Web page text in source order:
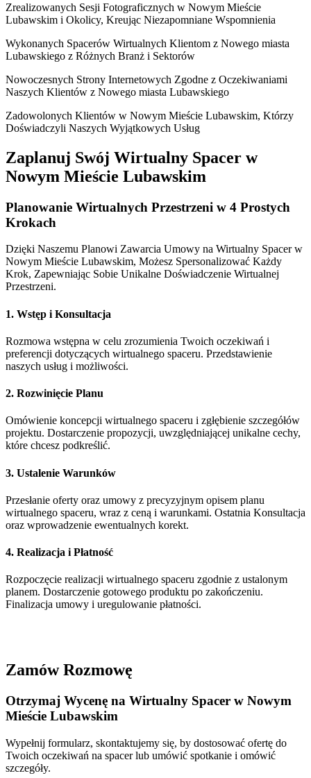
Zrealizowanych Sesji Fotograficznych w Nowym Mieście
Lubawskim i Okolicy, Kreując Niezapomniane Wspomnienia
Wykonanych Spacerów Wirtualnych Klientom z Nowego miasta
Lubawskiego z Różnych Branż i Sektorów
Nowoczesnych Strony Internetowych Zgodne z Oczekiwaniami
Naszych Klientów z Nowego miasta Lubawskiego
Zadowolonych Klientów w Nowym Mieście Lubawskim, Którzy
Doświadczyli Naszych Wyjątkowych Usług
Zaplanuj Swój Wirtualny Spacer w
Nowym Mieście Lubawskim
Planowanie Wirtualnych Przestrzeni w 4 Prostych
Krokach
Dzięki Naszemu Planowi Zawarcia Umowy na Wirtualny Spacer w
Nowym Mieście Lubawskim, Możesz Spersonalizować Każdy
Krok, Zapewniając Sobie Unikalne Doświadczenie Wirtualnej
Przestrzeni.
1. Wstęp i Konsultacja
Rozmowa wstępna w celu zrozumienia Twoich oczekiwań i
preferencji dotyczących wirtualnego spaceru. Przedstawienie
naszych usług i możliwości.
2. Rozwinięcie Planu
Omówienie koncepcji wirtualnego spaceru i zgłębienie szczegółów
projektu. Dostarczenie propozycji, uwzględniającej unikalne cechy,
które chcesz podkreślić.
3. Ustalenie Warunków
Przesłanie oferty oraz umowy z precyzyjnym opisem planu
wirtualnego spaceru, wraz z ceną i warunkami. Ostatnia Konsultacja
oraz wprowadzenie ewentualnych korekt.
4. Realizacja i Płatność
Rozpoczęcie realizacji wirtualnego spaceru zgodnie z ustalonym
planem. Dostarczenie gotowego produktu po zakończeniu.
Finalizacja umowy i uregulowanie płatności.
Zamów Rozmowę
Otrzymaj Wycenę na Wirtualny Spacer w Nowym
Mieście Lubawskim
Wypełnij formularz, skontaktujemy się, by dostosować ofertę do
Twoich oczekiwań na spacer lub umówić spotkanie i omówić
szczegóły.